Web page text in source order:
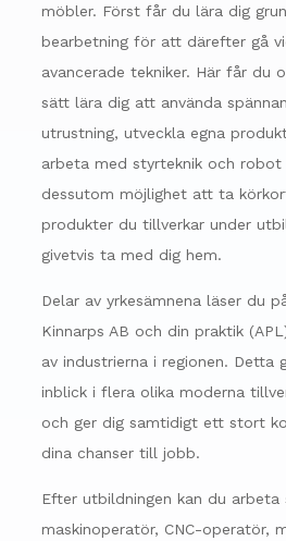
möbler. Först får du lära dig
bearbetning för att därefter gå
avancerade tekniker. Här får du
sätt lära dig att använda
utrustning, utveckla egna
arbeta med styrteknik och
dessutom möjlighet att ta
produkter du tillverkar under
givetvis ta med dig hem.
Delar av yrkesämnena läser du
Kinnarps AB och din praktik
av industrierna i regionen. Detta
inblick i flera olika moderna
och ger dig samtidigt ett stort
dina chanser till jobb.
Efter utbildningen kan du arbeta
maskinoperatör, CNC-operatör,